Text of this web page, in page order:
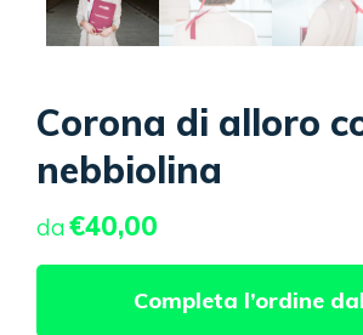
Corona di alloro
nebbiolina
da€40,00
Completa l’ordine